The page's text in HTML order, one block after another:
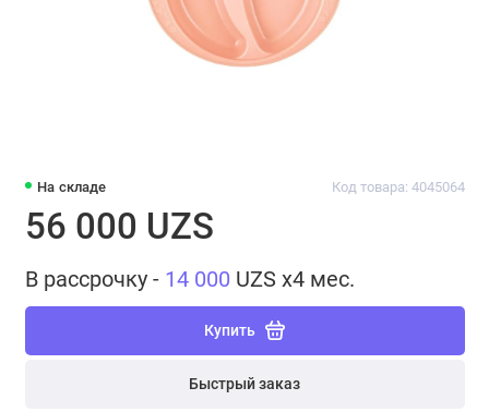
На складе Код товара: 4045064
56 000 UZS
В рассрочку - 14 000 UZS x4 мес.
Купить
Быстрый заказ